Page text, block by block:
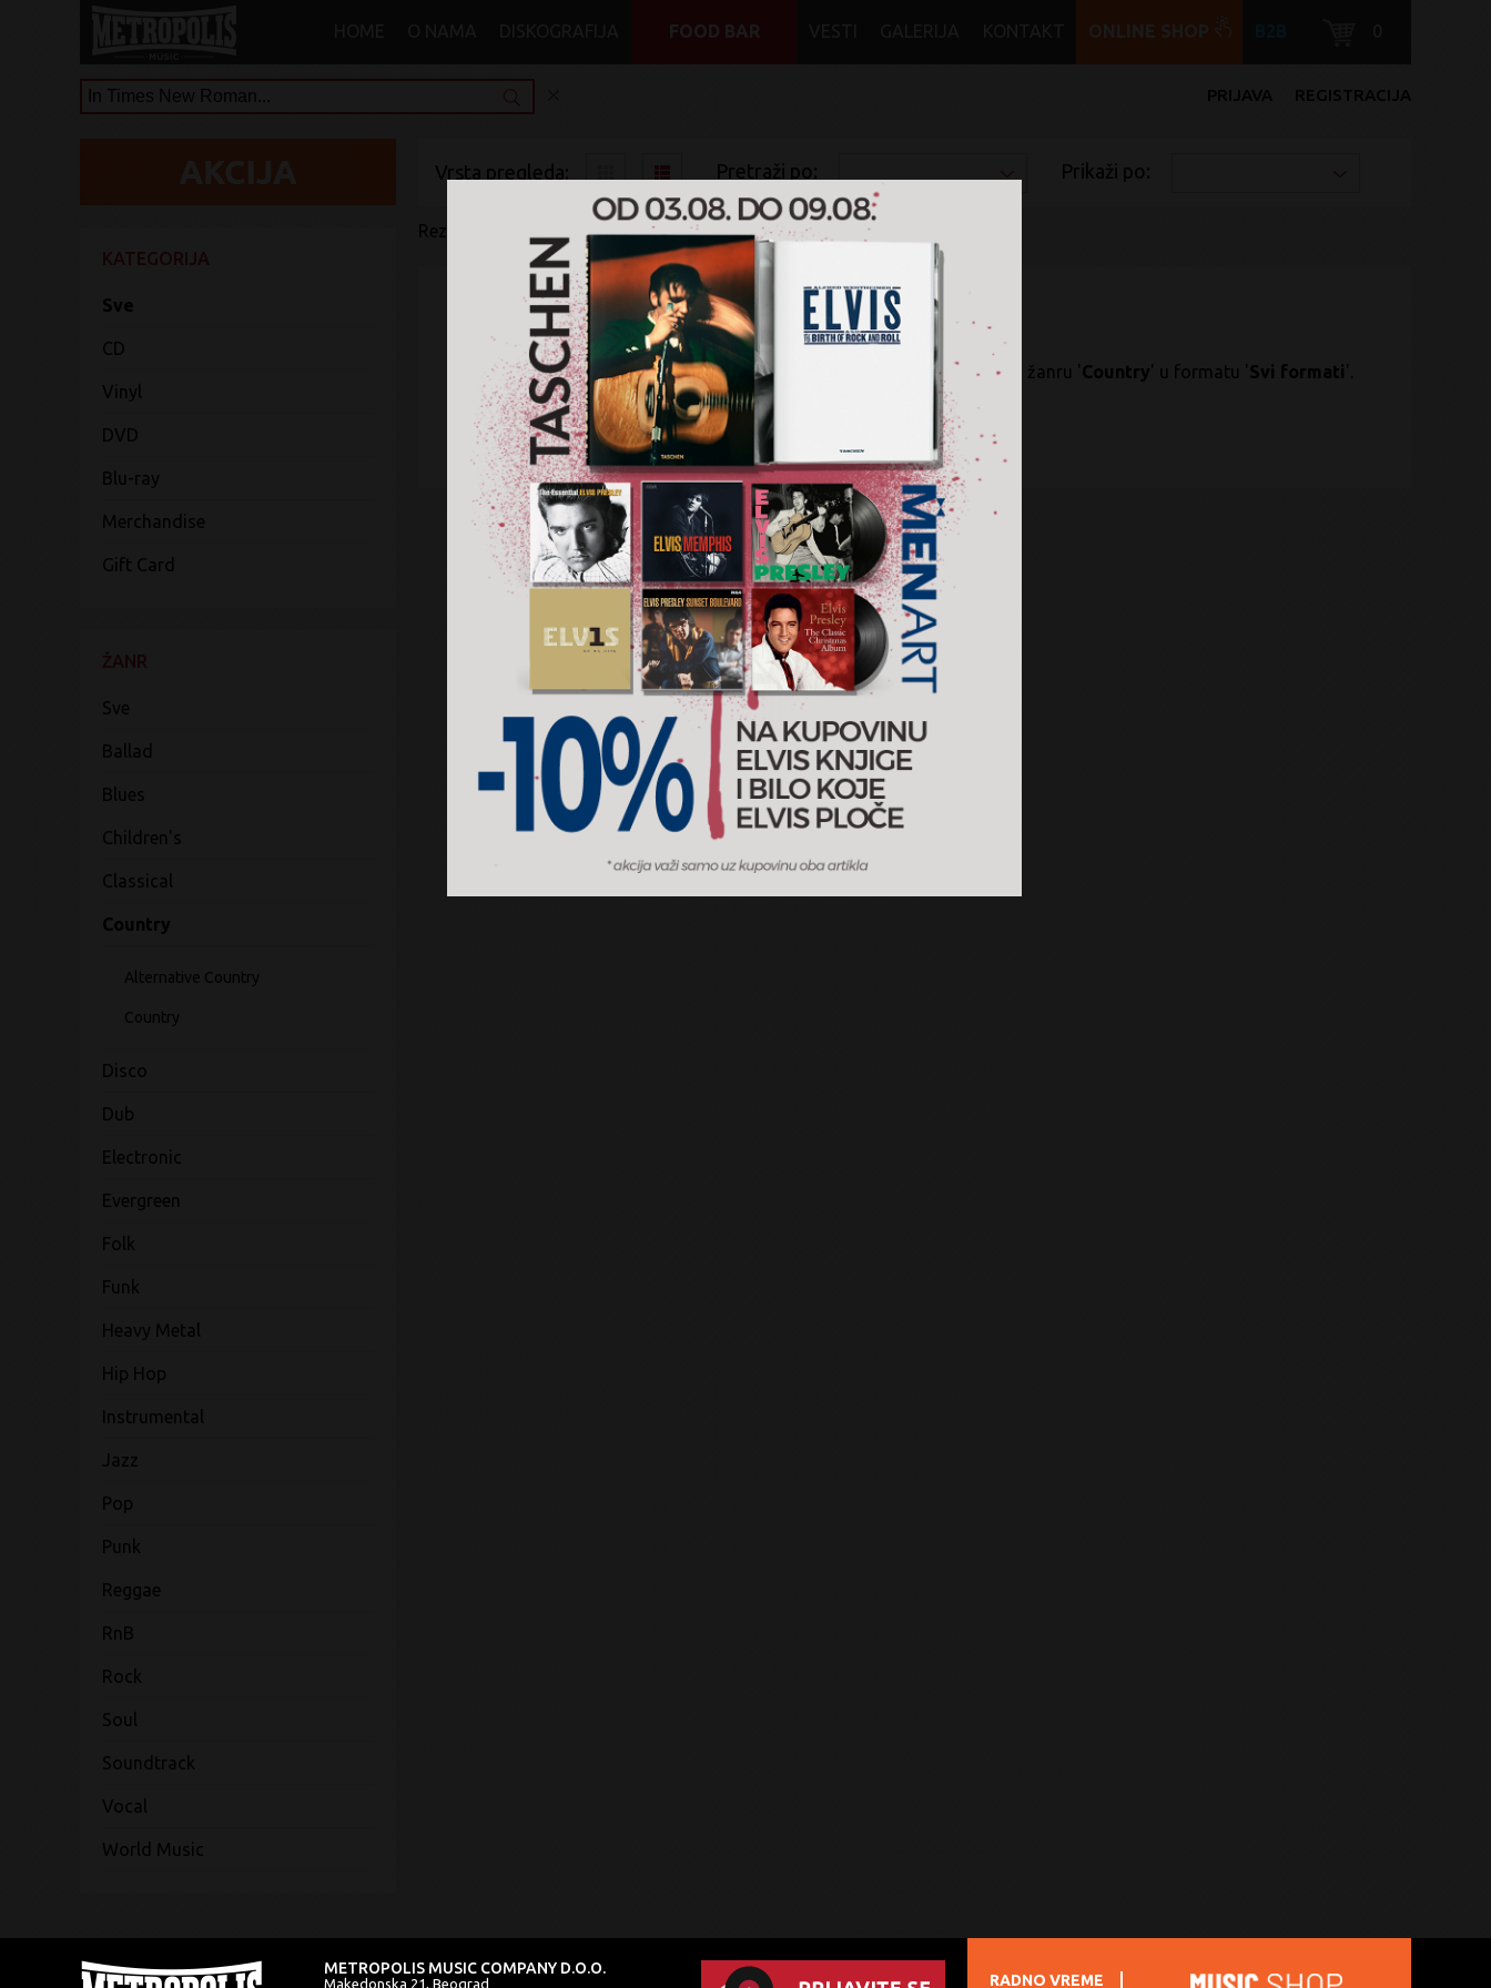
REGISTRACIJA
PRIJAVA
Sve
CD
Vinyl
DVD
Blu-ray
Merchandise
Gift Card
Sve
Ballad
Blues
Children's
Classical
Country
Alternative Country
Country
Disco
Dub
Electronic
Evergreen
Folk
Funk
Heavy Metal
Hip Hop
Instrumental
Jazz
Pop
Punk
Reggae
RnB
Rock
Soul
Soundtrack
Vocal
World Music
Vrsta pregleda: Pretraži po: Prikaži po:
Rezultati pretrage: In Times New Roman... Country
Nije pronađen nijedan artikal za pretragu ' In Times New Roman... ' u žanru 'Country' u formatu 'Svi formati'.
METROPOLIS MUSIC COMPANY D.O.O.
Makedonska 21, Beograd RADNO VREME